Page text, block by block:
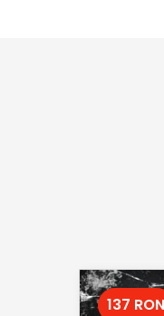
137 RON